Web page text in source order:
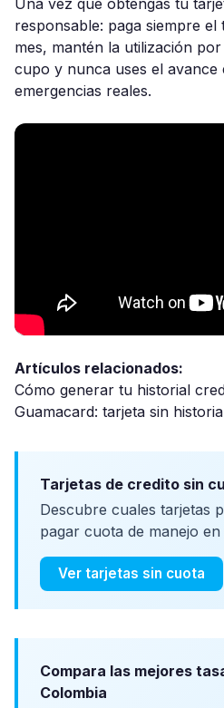
Una vez que obtengas tu
responsable: paga siempre
mes, mantén la utilización
cupo y nunca uses el avance
emergencias reales.
Artículos relacionados:
Cómo generar tu historial
Guamacard: tarjeta sin
Tarjetas de credito sin
Descubre cuales tarjetas
pagar cuota de manejo en
Ver tarjetas sin cuota
Compara las mejores
Colombia